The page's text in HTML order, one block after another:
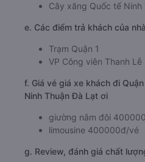
Cây xăng Quốc tế Ninh
e. Các điểm trả khách của
Trạm Quận 1
VP Công viên Thanh Lễ
f. Giá vé giá xe khách đi
Ninh Thuận Đà Lạt ơi
giường nằm đôi
limousine 400000đ/vé
g. Review, đánh giá chất